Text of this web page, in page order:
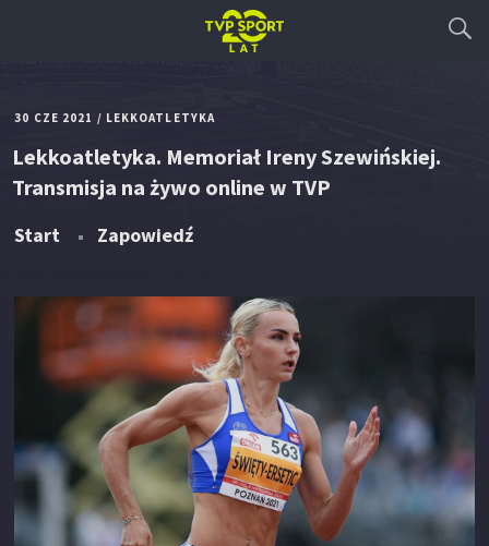
30 CZE 2021 / LEKKOATLETYKA
Lekkoatletyka. Memoriał Ireny Szewińskiej.
Transmisja na żywo online w TVP
Start Zapowiedź